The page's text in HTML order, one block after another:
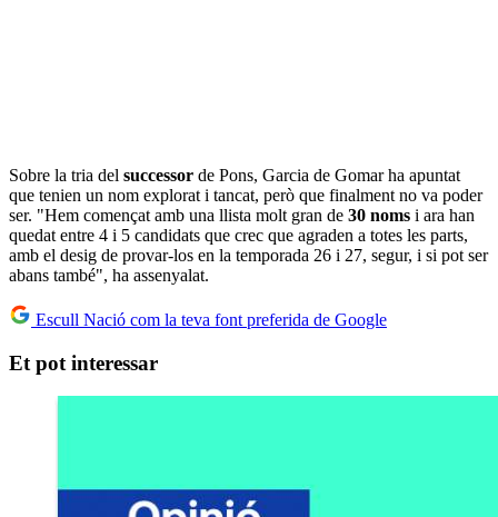
Sobre la tria del successor de Pons, Garcia de Gomar ha apuntat
que tenien un nom explorat i tancat, però que finalment no va poder
ser. "Hem començat amb una llista molt gran de 30 noms i ara han
quedat entre 4 i 5 candidats que crec que agraden a totes les parts,
amb el desig de provar-los en la temporada 26 i 27, segur, i si pot ser
abans també", ha assenyalat.
Escull Nació com la teva font preferida de Google
Et pot interessar